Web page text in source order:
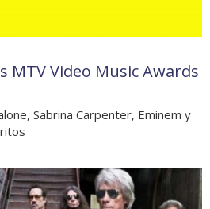
MTV Video Music Awards
Sabrina Carpenter, Eminem y